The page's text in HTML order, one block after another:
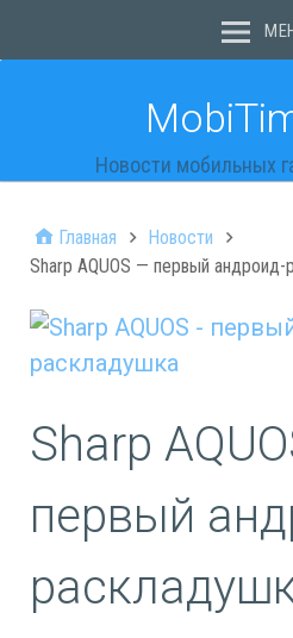
Новости мобильных
Главная
Новости
Sharp AQUOS — первый андроид-
Sharp
первый